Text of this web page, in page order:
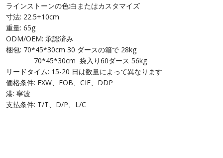
ラインストーンの色:白またはカスタマイズ
寸法: 22.5+10cm
重量: 65g
ODM/OEM: 承認済み
梱包: 70*45*30cm 30 ダースの箱で 28kg
70*45*30cm 袋入り60ダース 56kg
リードタイム: 15-20 日は数量によって異なります
価格条件: EXW、FOB、CIF、DDP
港: 寧波
支払条件: T/T、D/P、L/C